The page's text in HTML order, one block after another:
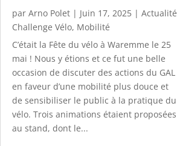
par Arno Polet| Juin 17, 2025| Actualité
Challenge Vélo, Mobilité
C’était la Fête du vélo à Waremme le 25
mai ! Nous y étions et ce fut une belle
occasion de discuter des actions du GAL
en faveur d’une mobilité plus douce et
de sensibiliser le public à la pratique du
vélo. Trois animations étaient proposées
au stand, dont le...